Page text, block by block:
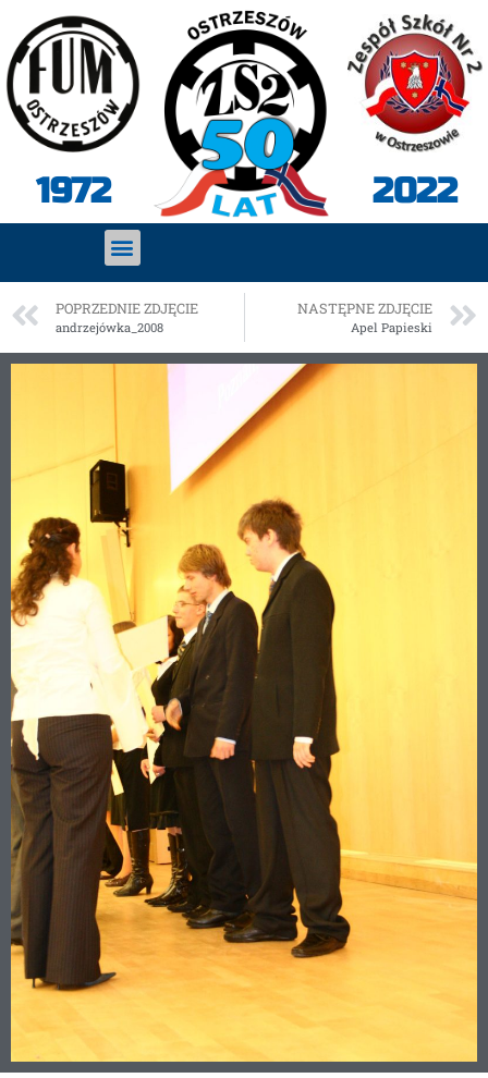
1972 2022
POPRZEDNIE ZDJĘCIE
andrzejówka_2008
NASTĘPNE ZDJĘCIE
Apel Papieski